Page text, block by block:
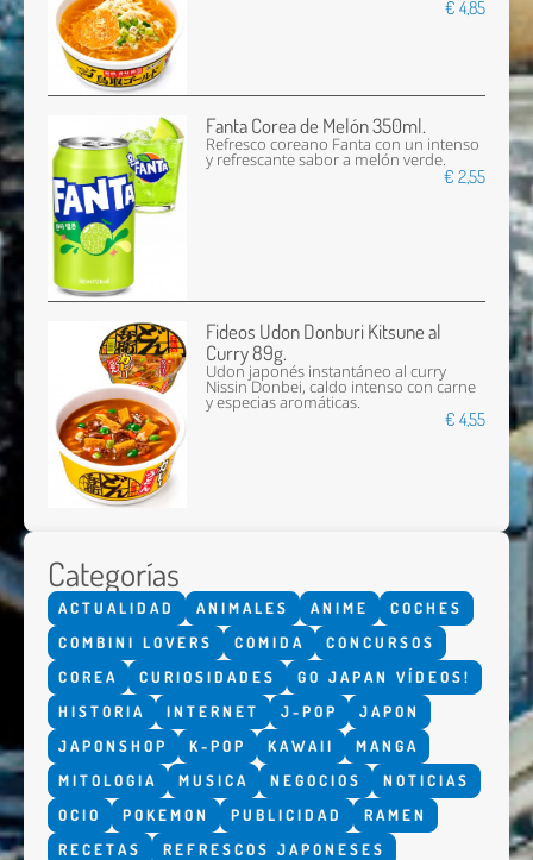
€ 4,85
Fanta Corea de Melón 350ml.
Refresco coreano Fanta con un intenso
y refrescante sabor a melón verde.
€ 2,55
Fideos Udon Donburi Kitsune al
Curry 89g.
Udon japonés instantáneo al curry
Nissin Donbei, caldo intenso con carne
y especias aromáticas.
€ 4,55
Categorías
ACTUALIDAD ANIMALES ANIME
COCHES
COMBINI LOVERS
COMIDA
CONCURSOS
COREA
CURIOSIDADES
GO JAPAN VÍDEOS!
HISTORIA
INTERNET J-POP
JAPON
JAPONSHOP
K-POP KAWAII
MANGA
MITOLOGIA
MUSICA NEGOCIOS
NOTICIAS
OCIO
POKEMON PUBLICIDAD
RAMEN
RECETAS
REFRESCOS JAPONESES